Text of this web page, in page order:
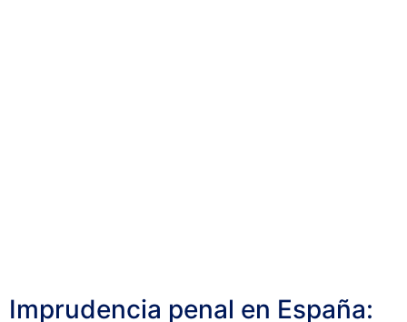
Imprudencia penal en España: